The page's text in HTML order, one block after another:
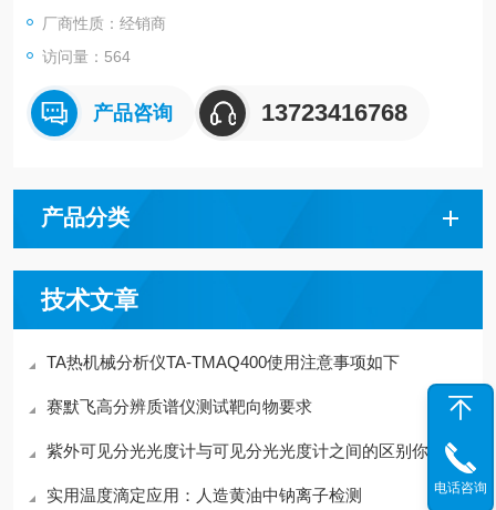
厂商性质：经销商
访问量：564
产品咨询 13723416768
产品分类
技术文章
TA热机械分析仪TA-TMAQ400使用注意事项如下
赛默飞高分辨质谱仪测试靶向物要求
紫外可见分光光度计与可见分光光度计之间的区别你知道么
实用温度滴定应用：人造黄油中钠离子检测 电话咨询